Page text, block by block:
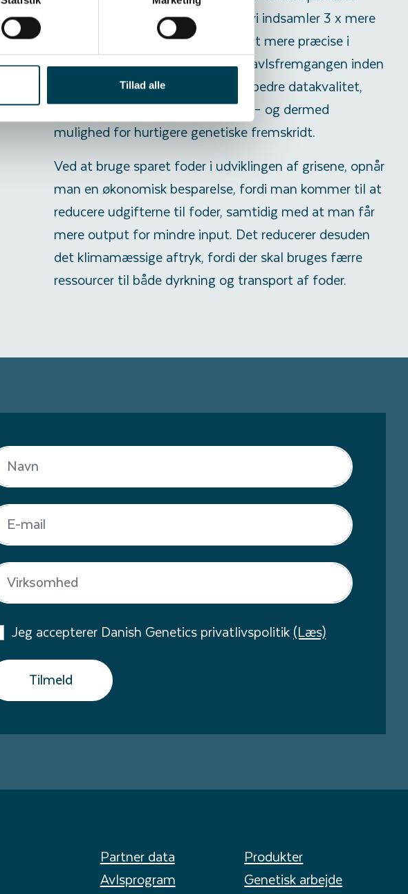
Tillad alle
avlsbesætninger. Det betyder, at vi indsamler 3 x mere
data end tidligere. Det gør os langt mere præcise i
avlsselektionen, og dermed øges avlsfremgangen inden
for foderudnyttelse. Det betyder bedre datakvalitet,
større variation i indsamlede data – og dermed
mulighed for hurtigere genetiske fremskridt.
Ved at bruge sparet foder i udviklingen af grisene, opnår
man en økonomisk besparelse, fordi man kommer til at
reducere udgifterne til foder, samtidig med at man får
mere output for mindre input. Det reducerer desuden
det klimamæssige aftryk, fordi der skal bruges færre
ressourcer til både dyrkning og transport af foder.
Jeg accepterer Danish Genetics privatlivspolitik(Læs)
Tilmeld
Partner data
Produkter
Avlsprogram
Genetisk arbejde